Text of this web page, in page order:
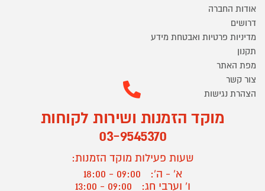
אודות החברה
דרושים
מדיניות פרטיות ואבטחת מידע
תקנון
מפת האתר
צור קשר
הצהרת נגישות
מוקד הזמנות ושירות לקוחות
03-9545370
שעות פעילות מוקד הזמנות:
א' - ה':
09:00 - 18:00
ו' וערבי חג:
09:00 - 13:00